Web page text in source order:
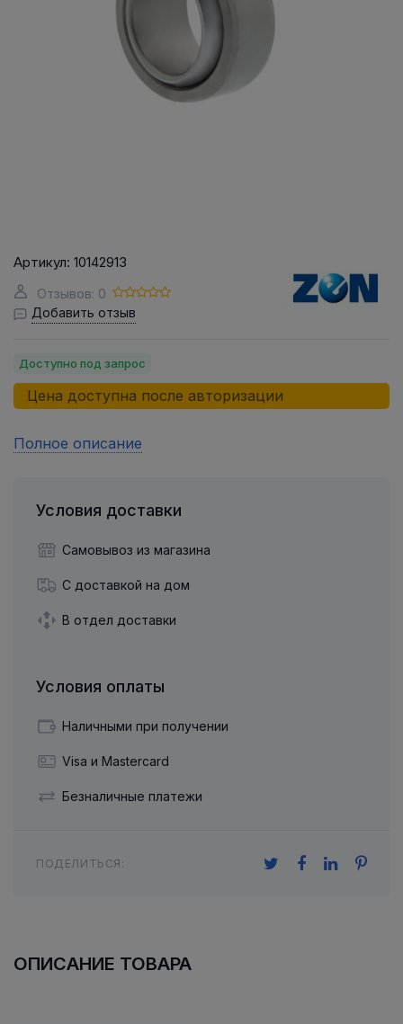
Артикул: 10142913
Отзывов: 0
Добавить отзыв
Доступно под запрос
Цена доступна после авторизации
Полное описание
Условия доставки
Самовывоз из магазина
С доставкой на дом
В отдел доставки
Условия оплаты
Наличными при получении
Visa и Mastercard
Безналичные платежи
ПОДЕЛИТЬСЯ:
ОПИСАНИЕ ТОВАРА